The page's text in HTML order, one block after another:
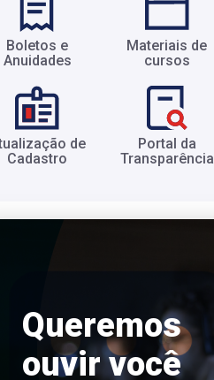
Boletos e
Anuidades​
Materiais de
cursos​
de
Cadastro​
Portal da
Transparência​
Queremos
ouvir você